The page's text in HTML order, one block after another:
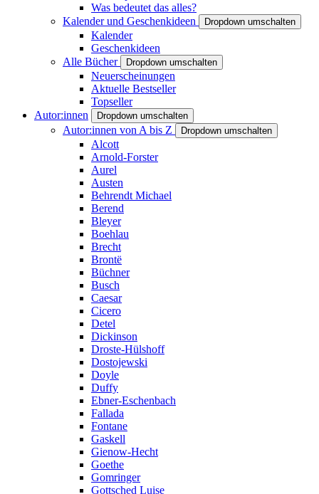
Was bedeutet das alles?
Kalender und Geschenkideen
Dropdown umschalten
Kalender
Geschenkideen
Alle Bücher
Dropdown umschalten
Neuerscheinungen
Aktuelle Bestseller
Topseller
Autor:innen
Dropdown umschalten
Autor:innen von A bis Z Dropdown umschalten
Alcott
Arnold-Forster
Aurel
Austen
Behrendt Michael
Berend
Bleyer
Boehlau
Brecht
Brontë
Büchner
Busch
Caesar
Cicero
Detel
Dickinson
Droste-Hülshoff
Dostojewski
Doyle
Duffy
Ebner-Eschenbach
Fallada
Fontane
Gaskell
Gienow-Hecht
Goethe
Gomringer
Gottsched Luise